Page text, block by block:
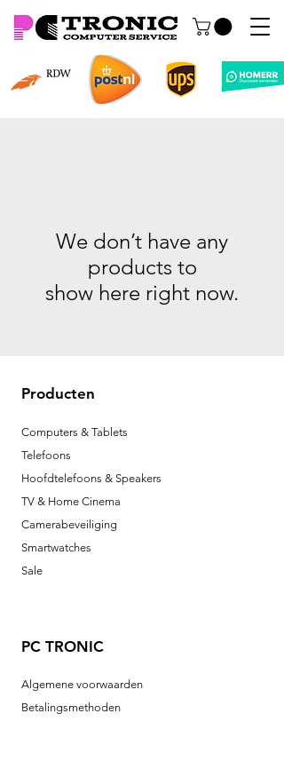
We don’t have any
products to
show here right now.
Producten
Computers & Tablets
Telefoons
Hoofdtelefoons & Speakers
TV & Home Cinema
Camerabeveiliging
Smartwatches
Sale
PC TRONIC
Algemene voorwaarden
Betalingsmethoden